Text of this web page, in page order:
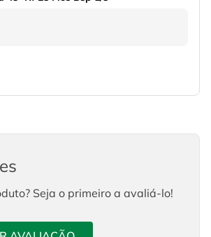
Seja o primeiro a avaliá-lo!